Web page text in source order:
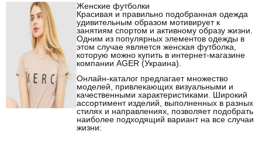
Женские футболки
Красивая и правильно подобранная одежда
удивительным образом мотивирует к
занятиям спортом и активному образу жизни.
Одним из популярных элементов одежды в
этом случае является женская футболка,
которую можно купить в интернет-магазине
компании AGER (Украина).
Онлайн-каталог предлагает множество
моделей, привлекающих визуальными и
качественными характеристиками. Широкий
ассортимент изделий, выполненных в разных
стилях и направлениях, позволяет подобрать
наиболее подходящий вариант на все случаи
жизни: